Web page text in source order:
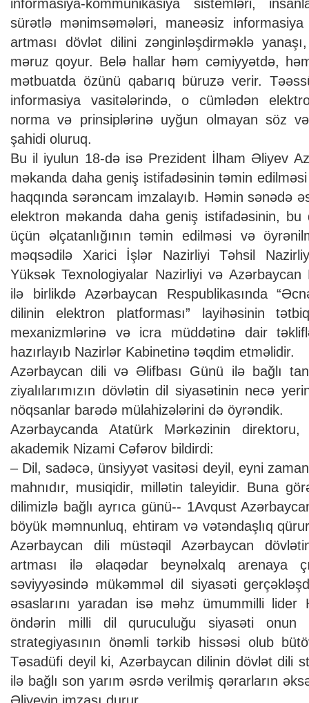
informasiya-kommunikasiya sistemləri,
sürətlə mənimsəmələri, maneəsiz informasiya
artması dövlət dilini zənginləşdirməklə
məruz qoyur. Belə hallar həm cəmiyyətdə,
mətbuatda özünü qabarıq büruzə verir.
informasiya vasitələrində, o cümlədən
norma və prinsiplərinə uyğun olmayan söz
şahidi oluruq.
Bu il iyulun 18-də isə Prezident İlham Əliyev
məkanda daha geniş istifadəsinin təmin
haqqında sərəncam imzalayıb. Həmin sənədə
elektron məkanda daha geniş istifadəsinin, bu
üçün əlçatanlığının təmin edilməsi və
məqsədilə Xarici İşlər Nazirliyi Təhsil
Yüksək Texnologiyalar Nazirliyi və Azərbaycan
ilə birlikdə Azərbaycan Respublikasında
dilinin elektron platforması” layihəsinin
mexanizmlərinə və icra müddətinə dair
hazırlayıb Nazirlər Kabinetinə təqdim etməlidir.
Azərbaycan dili və Əlifbası Günü ilə bağlı
ziyalılarımızın dövlətin dil siyasətinin necə
nöqsanlar barədə mülahizələrini də öyrəndik.
Azərbaycanda Atatürk Mərkəzinin
akademik Nizami Cəfərov bildirdi:
– Dil, sadəcə, ünsiyyət vasitəsi deyil, eyni
mahnıdır, musiqidir, millətin taleyidir. Buna
dilimizlə bağlı ayrıca günü-- 1Avqust
böyük məmnunluq, ehtiram və vətəndaşlıq
Azərbaycan dili müstəqil Azərbaycan
artması ilə əlaqədar beynəlxalq arenaya
səviyyəsində mükəmməl dil siyasəti
əsaslarını yaradan isə məhz ümummilli
öndərin milli dil quruculuğu siyasəti onun
strategiyasının önəmli tərkib hissəsi olub
Təsadüfi deyil ki, Azərbaycan dilinin dövlət dili
ilə bağlı son yarım əsrdə verilmiş qərarların